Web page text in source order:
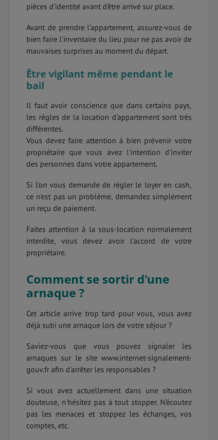
pièces d'identité avant d'être arrivé sur place.
Avant de prendre l'appartement, assurez-vous de
bien faire l'inventaire du lieu pour ne pas avoir de
mauvaises surprises au moment du départ.
Être vigilant même pendant le
bail
Il faut avoir conscience que dans certains pays,
les règles de la location d'appartement sont très
différentes.
Vous devez faire attention à bien prévenir votre
propriétaire que vous avez l'intention d'inviter
des personnes dans votre appartement.
Si l'on vous demande de régler le loyer en cash,
ce n'est pas un problème, demandez simplement
un reçu de paiement.
Faites attention à la sous-location normalement
interdite, vous devez avoir l'accord de votre
propriétaire.
Comment se sortir d'une
arnaque ?
Cet article arrive trop tard pour vous, vous avez
déjà subi une arnaque lors de votre séjour ?
Saviez-vous que vous pouvez signaler les
arnaques sur le site www.internet-signalement-
gouv.fr afin d'arrêter les responsables ?
Si vous avez actuellement dans une situation
douteuse, n'hésitez pas à tout stopper. N'écoutez
pas les menaces et stoppez les échanges, vos
comptes, etc.